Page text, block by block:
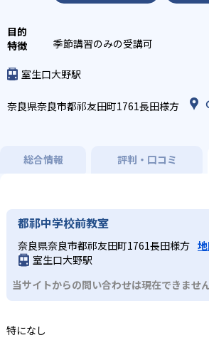
季節講習のみの受講可
室生口大野駅
奈良県奈良市都祁友田町1761長田様方
総合情報 評判・口コミ
都祁中学校前教室
奈良県奈良市都祁友田町1761長田様方
室生口大野駅
当サイトからの問い合わせは現在できませ
特になし